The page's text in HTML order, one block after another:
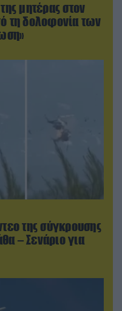
μητέρας στον
τη δολοφονία των
της σύγκρουσης
– Σενάριο για